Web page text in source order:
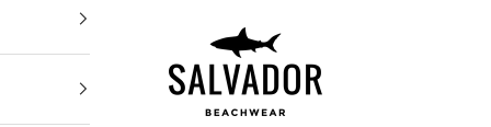
Salvador Beachwear